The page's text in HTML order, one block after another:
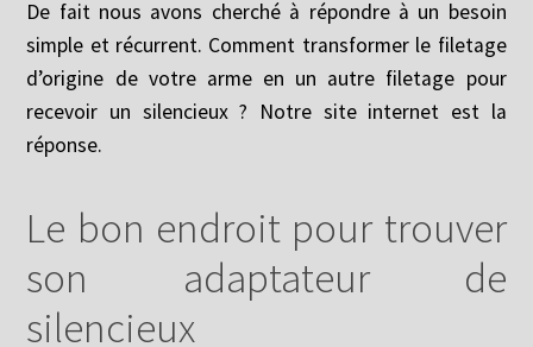
De fait nous avons cherché à répondre à un besoin
simple et récurrent. Comment transformer le filetage
d’origine de votre arme en un autre filetage pour
recevoir un silencieux ? Notre site internet est la
réponse.
Le bon endroit pour trouver
son adaptateur de
silencieux